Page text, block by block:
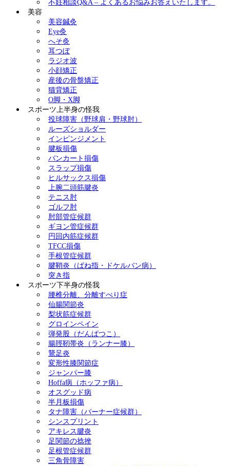
不妊相談Q&A – よくあるお悩みお答えいたします。
美容
美容鍼灸
Eye灸
へそ灸
耳つぼ
ラジオ波
小顔矯正
産後の骨盤矯正
猫背矯正
O脚・X脚
スポーツ上半身の怪我
投球障害（野球肩・野球肘）
ルーズショルダー
インピンジメント
腱板損傷
バンカート損傷
スラップ損傷
ヒルサックス損傷
上腕二頭筋腱炎
テニス肘
ゴルフ肘
肘部管症候群
ギヨン管症候群
円回内筋症候群
TFCC損傷
手根管症候群
腱鞘炎（ばね指・ドケルバン病）
突き指
スポーツ下半身の怪我
腰椎分離、分離すべり症
仙腸関節炎
梨状筋症候群
グロインペイン
弾発股（だんぱつこ）
腸脛靭帯炎（ランナー膝）
鵞足炎
変形性膝関節症
ジャンパー膝
Hoffa病（ホッファ病）
オスグッド病
半月板損傷
タナ障害（バーナー症候群）
シンスプリント
アキレス腱炎
足関節の捻挫
足根管症候群
三角骨障害